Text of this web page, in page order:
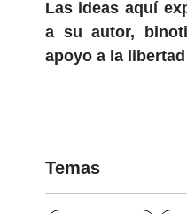
Las ideas aquí
a su autor,
apoyo a la
Temas